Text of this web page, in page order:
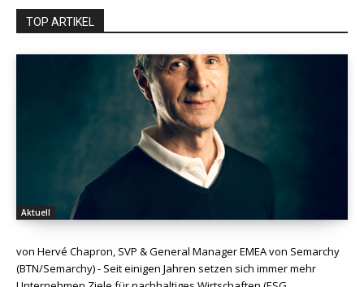
TOP ARTIKEL
Aktuell
von Hervé Chapron, SVP & General Manager EMEA von Semarchy
(BTN/Semarchy) - Seit einigen Jahren setzen sich immer mehr